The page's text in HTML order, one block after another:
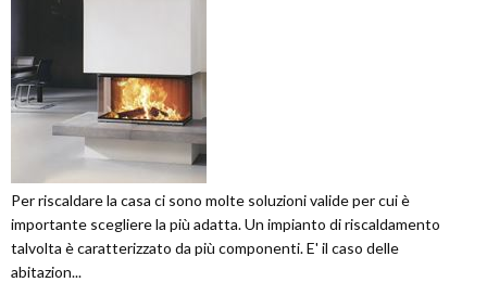
Per riscaldare la casa ci sono molte soluzioni valide per cui è
importante scegliere la più adatta. Un impianto di riscaldamento
talvolta è caratterizzato da più componenti. E' il caso delle
abitazion...